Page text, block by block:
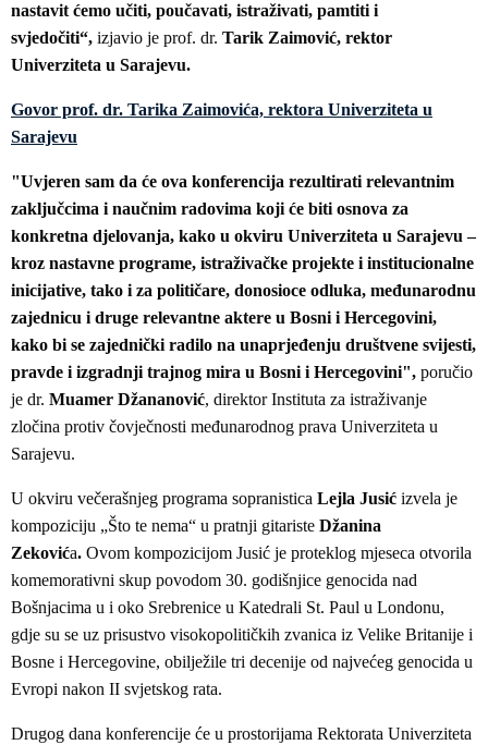
nastavit ćemo učiti, poučavati, istraživati, pamtiti i
svjedočiti“, izjavio je prof. dr. Tarik Zaimović, rektor
Univerziteta u Sarajevu.
Govor prof. dr. Tarika Zaimovića, rektora Univerziteta u
Sarajevu
"Uvjeren sam da će ova konferencija rezultirati relevantnim
zaključcima i naučnim radovima koji će biti osnova za
konkretna djelovanja, kako u okviru Univerziteta u Sarajevu –
kroz nastavne programe, istraživačke projekte i institucionalne
inicijative, tako i za političare, donosioce odluka, međunarodnu
zajednicu i druge relevantne aktere u Bosni i Hercegovini,
kako bi se zajednički radilo na unaprjeđenju društvene svijesti,
pravde i izgradnji trajnog mira u Bosni i Hercegovini", poručio
je dr. Muamer Džananović, direktor Instituta za istraživanje
zločina protiv čovječnosti međunarodnog prava Univerziteta u
Sarajevu.
U okviru večerašnjeg programa sopranistica Lejla Jusić izvela je
kompoziciju „Što te nema“ u pratnji gitariste Džanina
Zekovića. Ovom kompozicijom Jusić je proteklog mjeseca otvorila
komemorativni skup povodom 30. godišnjice genocida nad
Bošnjacima u i oko Srebrenice u Katedrali St. Paul u Londonu,
gdje su se uz prisustvo visokopolitičkih zvanica iz Velike Britanije i
Bosne i Hercegovine, obilježile tri decenije od najvećeg genocida u
Evropi nakon II svjetskog rata.
Drugog dana konferencije će u prostorijama Rektorata Univerziteta